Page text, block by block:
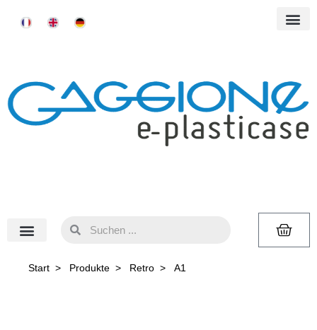
Start > Produkte > Retro > A1